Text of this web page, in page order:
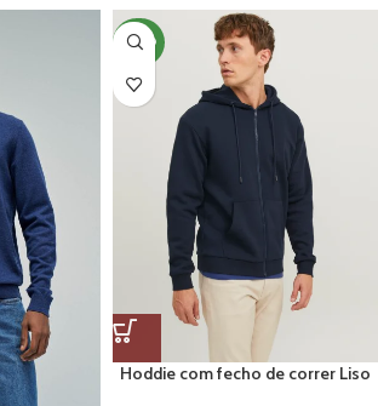
NOVO
Hoddie com fecho de correr Liso